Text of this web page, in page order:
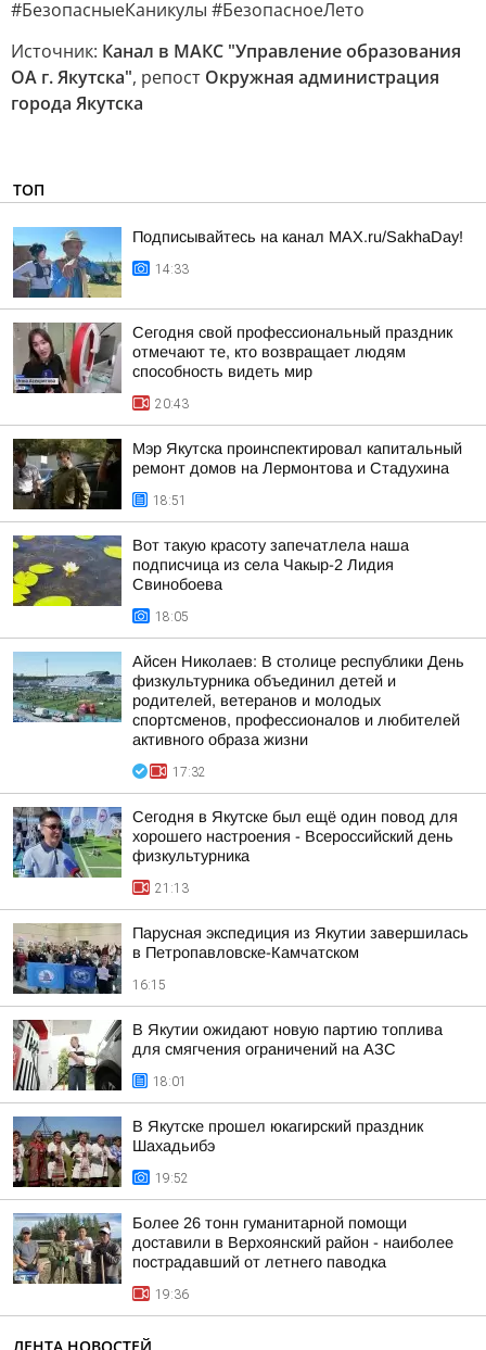
#БезопасныеКаникулы #БезопасноеЛето
Источник: Канал в МАКС "Управление образования
ОА г. Якутска", репост Окружная администрация
города Якутска
ТОП
Подписывайтесь на канал MAX.ru/SakhaDay!
14:33
Сегодня свой профессиональный праздник
отмечают те, кто возвращает людям
способность видеть мир
20:43
Мэр Якутска проинспектировал капитальный
ремонт домов на Лермонтова и Стадухина
18:51
Вот такую красоту запечатлела наша
подписчица из села Чакыр-2 Лидия
Свинобоева
18:05
Айсен Николаев: В столице республики День
физкультурника объединил детей и
родителей, ветеранов и молодых
спортсменов, профессионалов и любителей
активного образа жизни
17:32
Сегодня в Якутске был ещё один повод для
хорошего настроения - Всероссийский день
физкультурника
21:13
Парусная экспедиция из Якутии завершилась
в Петропавловске-Камчатском
16:15
В Якутии ожидают новую партию топлива
для смягчения ограничений на АЗС
18:01
В Якутске прошел юкагирский праздник
Шахадьибэ
19:52
Более 26 тонн гуманитарной помощи
доставили в Верхоянский район - наиболее
пострадавший от летнего паводка
19:36